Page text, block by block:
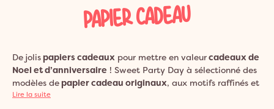
PAPIER CADEAU
De jolispapiers cadeaux pour mettre en valeurcadeaux de
Noel et d’anniversaire ! Sweet Party Day à sélectionné des
modèles depapier cadeau originaux, aux motifs raffinés et
soignés, pour un
Lire la suite